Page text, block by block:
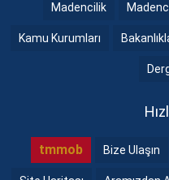
Madencilik
Kamu Kurumları
tmmob Bize Ulaşın